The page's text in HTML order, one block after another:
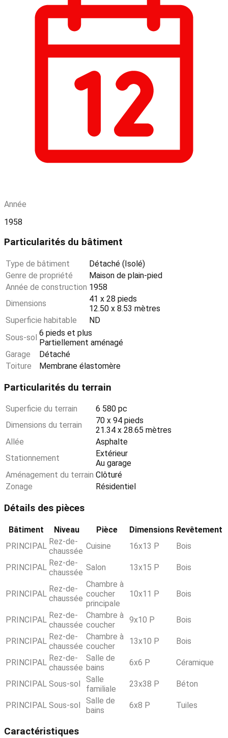
Année
1958
Particularités du bâtiment
Type de bâtiment
Détaché (Isolé)
Genre de propriété
Maison de plain-pied
Année de construction 1958
Dimensions
41 x 28 pieds
12.50 x 8.53 mètres
Superficie habitable
ND
Sous-sol 6 pieds et plus
Partiellement aménagé
Garage
Détaché
Toiture
Membrane élastomère
Particularités du terrain
Superficie du terrain
6 580 pc
Dimensions du terrain
70 x 94 pieds
21.34 x 28.65 mètres
Allée
Asphalte
Stationnement
Extérieur
Au garage
Aménagement du terrain Clôturé
Zonage
Résidentiel
Détails des pièces
Bâtiment Niveau Pièce Dimensions Revêtement
PRINCIPAL Rez-de-
chaussée
Cuisine 16x13 P Bois
PRINCIPAL Rez-de-
chaussée
Salon 13x15 P Bois
PRINCIPAL
Rez-de-
chaussée
Chambre à
coucher
principale
10x11 P Bois
PRINCIPAL Rez-de-
chaussée
Chambre à
coucher
9x10 P Bois
PRINCIPAL Rez-de-
chaussée
Chambre à
coucher
13x10 P Bois
PRINCIPAL Rez-de-
chaussée
Salle de
bains
6x6 P Céramique
PRINCIPAL Sous-sol
Salle
familiale
23x38 P Béton
PRINCIPAL Sous-sol
Salle de
bains
6x8 P Tuiles
Caractéristiques